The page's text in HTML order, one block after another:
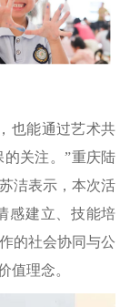
也能通过艺术共
关注。”重庆陆
洁表示，本次活
感建立、技能培
的社会协同与公
值理念。